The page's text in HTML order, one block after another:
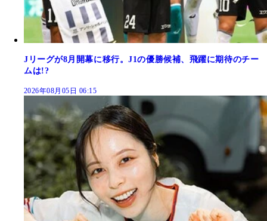
Jリーグが8月開幕に移行。J1の優勝候補、飛躍に期待のチー
ムは!?
2026年08月05日 06:15